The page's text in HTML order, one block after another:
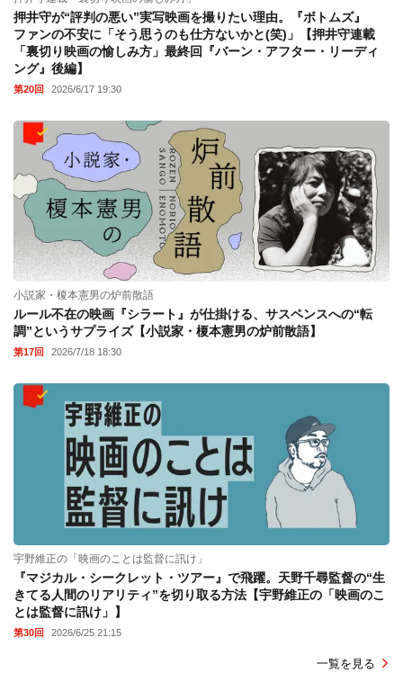
押井守が“評判の悪い”実写映画を撮りたい理由。『ボトムズ』
ファンの不安に「そう思うのも仕方ないかと(笑)」【押井守連載
「裏切り映画の愉しみ方」最終回『バーン・アフター・リーディ
ング』後編】
第20回 2026/6/17 19:30
小説家・榎本憲男の炉前散語
ルール不在の映画『シラート』が仕掛ける、サスペンスへの“転
調”というサプライズ【小説家・榎本憲男の炉前散語】
第17回 2026/7/18 18:30
宇野維正の「映画のことは監督に訊け」
『マジカル・シークレット・ツアー』で飛躍。天野千尋監督の“生
きてる人間のリアリティ”を切り取る方法【宇野維正の「映画のこ
とは監督に訊け」】
第30回 2026/6/25 21:15
一覧を見る